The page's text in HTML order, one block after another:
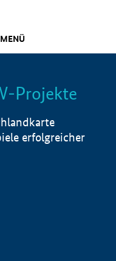
MENÜ
Info
Projekte
erfolgreicher